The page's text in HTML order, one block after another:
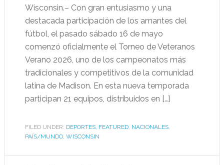
Wisconsin.– Con gran entusiasmo y una
destacada participación de los amantes del
fútbol, el pasado sábado 16 de mayo
comenzó oficialmente el Torneo de Veteranos
Verano 2026, uno de los campeonatos más
tradicionales y competitivos de la comunidad
latina de Madison. En esta nueva temporada
participan 21 equipos, distribuidos en […]
FILED UNDER: DEPORTES, FEATURED, NACIONALES,
PAÍS/MUNDO, WISCONSIN